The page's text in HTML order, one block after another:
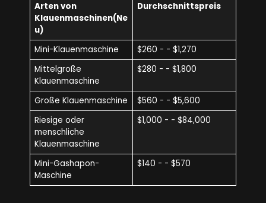
Arten von
Klauenmaschinen(Ne
u)
Durchschnittspreis
Mini-Klauenmaschine
$260 - - $1,270
Mittelgroße
Klauenmaschine
$280 - - $1,800
Große Klauenmaschine
$560 - - $5,600
Riesige oder
menschliche
Klauenmaschine
$1,000 - - $84,000
Mini-Gashapon-
Maschine
$140 - - $570